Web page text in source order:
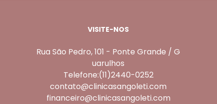
VISITE-NOS
Rua São Pedro, 101 - Ponte Grande / G
uarulhos
Telefone:(11)2440-0252
contato@clinicasangoleti.com
financeiro@clinicasangoleti.com